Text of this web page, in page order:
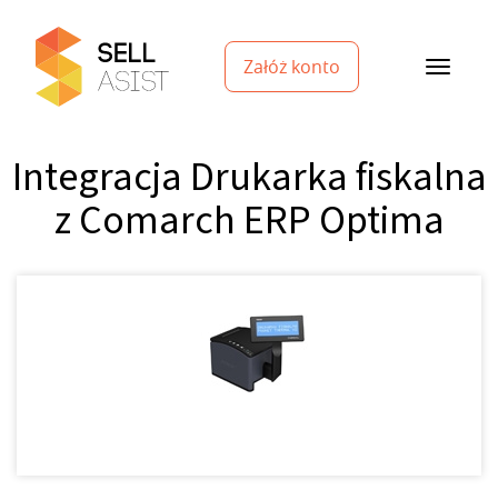
Załóż konto
Integracja Drukarka fiskalna
z Comarch ERP Optima